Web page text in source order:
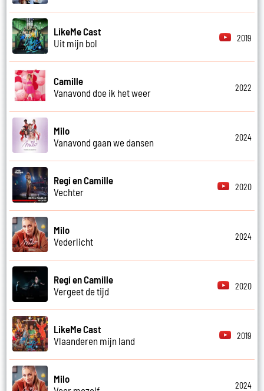
LikeMe Cast
Uit mijn bol
2019
Camille
Vanavond doe ik het weer
2022
Milo
Vanavond gaan we dansen
2024
Regi en Camille
Vechter
2020
Milo
Vederlicht
2024
Regi en Camille
Vergeet de tijd
2020
LikeMe Cast
Vlaanderen mijn land
2019
Milo
2024